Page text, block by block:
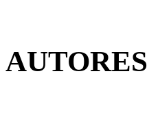
AUTORES